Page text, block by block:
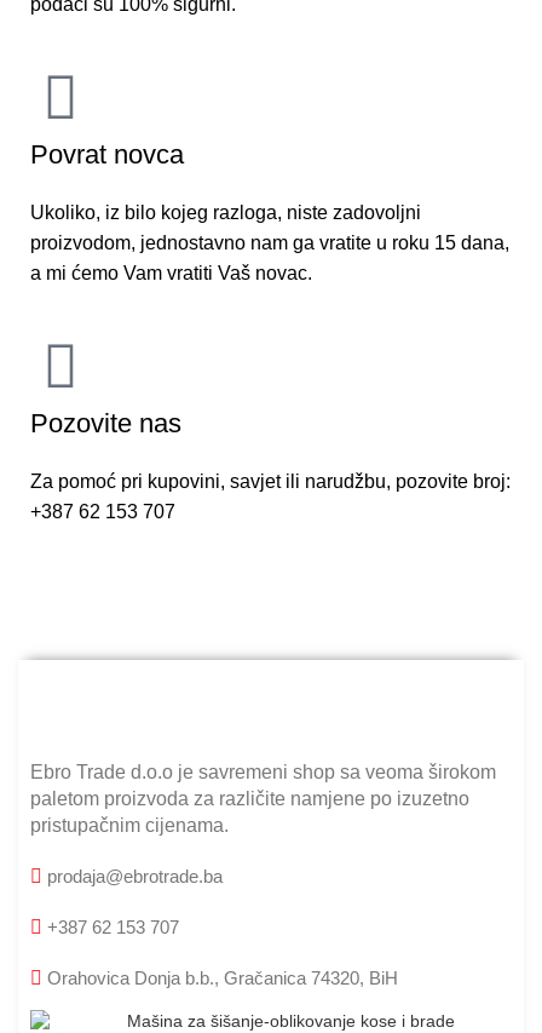
podaci su 100% sigurni.
Povrat novca
Ukoliko, iz bilo kojeg razloga, niste zadovoljni
proizvodom, jednostavno nam ga vratite u roku 15 dana,
a mi ćemo Vam vratiti Vaš novac.
Pozovite nas
Za pomoć pri kupovini, savjet ili narudžbu, pozovite broj:
+387 62 153 707
Ebro Trade d.o.o je savremeni shop sa veoma širokom
paletom proizvoda za različite namjene po izuzetno
pristupačnim cijenama.
prodaja@ebrotrade.ba
+387 62 153 707
Orahovica Donja b.b., Gračanica 74320, BiH
Mašina za šišanje-oblikovanje kose i brade